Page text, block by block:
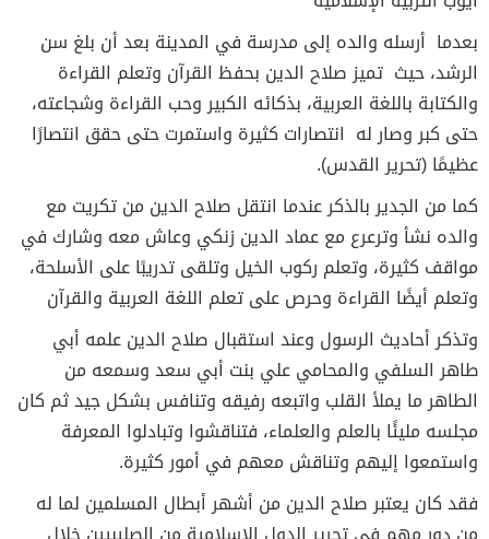
بعدما أرسله والده إلى مدرسة في المدينة بعد أن بلغ سن
الرشد، حيث تميز صلاح الدين بحفظ القرآن وتعلم القراءة
والكتابة باللغة العربية، بذكائه الكبير وحب القراءة وشجاعته،
حتى كبر وصار له انتصارات كثيرة واستمرت حتى حقق انتصارًا
عظيمًا (تحرير القدس).
كما من الجدير بالذكر عندما انتقل صلاح الدين من تكريت مع
والده نشأ وترعرع مع عماد الدين زنكي وعاش معه وشارك في
مواقف كثيرة، وتعلم ركوب الخيل وتلقى تدريبًا على الأسلحة،
وتعلم أيضًا القراءة وحرص على تعلم اللغة العربية والقرآن
وتذكر أحاديث الرسول وعند استقبال صلاح الدين علمه أبي
طاهر السلفي والمحامي علي بنت أبي سعد وسمعه من
الطاهر ما يملأ القلب واتبعه رفيقه وتنافس بشكل جيد ثم كان
مجلسه مليئًا بالعلم والعلماء، فتناقشوا وتبادلوا المعرفة
واستمعوا إليهم وتناقش معهم في أمور كثيرة.
فقد كان يعتبر صلاح الدين من أشهر أبطال المسلمين لما له